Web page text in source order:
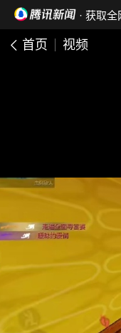
· 获取
首页 视频